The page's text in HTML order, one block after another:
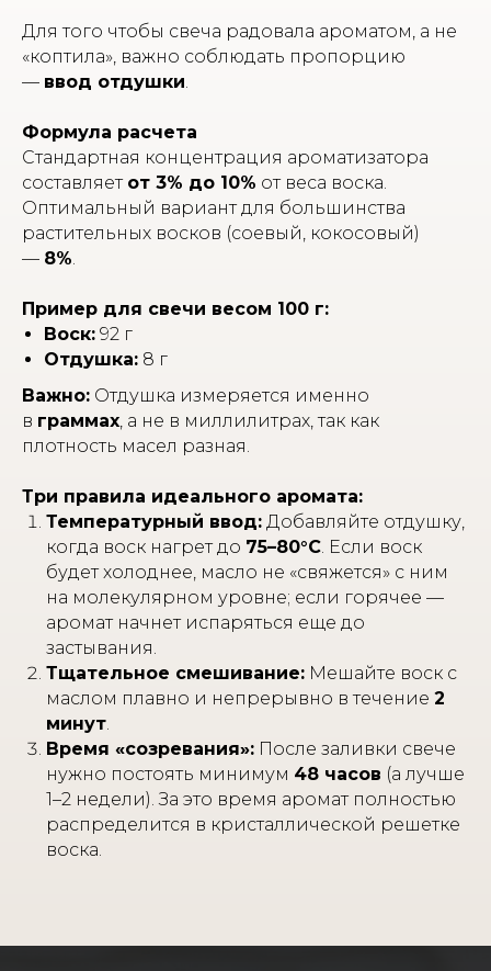
Для того чтобы свеча радовала ароматом, а не
«коптила», важно соблюдать пропорцию
— ввод отдушки.
Формула расчета
Стандартная концентрация ароматизатора
составляет от 3% до 10% от веса воска.
Оптимальный вариант для большинства
растительных восков (соевый, кокосовый)
— 8%.
Пример для свечи весом 100 г:
Воск: 92 г
Отдушка: 8 г
Важно: Отдушка измеряется именно
в граммах, а не в миллилитрах, так как
плотность масел разная.
Три правила идеального аромата:
Температурный ввод: Добавляйте отдушку,
когда воск нагрет до 75–80°C. Если воск
будет холоднее, масло не «свяжется» с ним
на молекулярном уровне; если горячее —
аромат начнет испаряться еще до
застывания.
Тщательное смешивание: Мешайте воск с
маслом плавно и непрерывно в течение 2
минут.
Время «созревания»: После заливки свече
нужно постоять минимум 48 часов (а лучше
1–2 недели). За это время аромат полностью
распределится в кристаллической решетке
воска.